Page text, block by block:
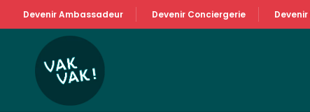
Devenir Ambassadeur Devenir Conciergerie